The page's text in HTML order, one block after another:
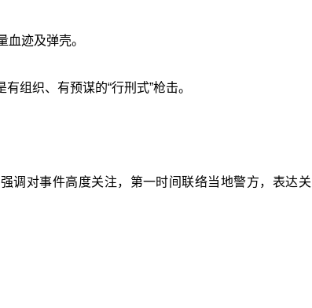
迹及弹壳。
组织、有预谋的“行刑式”枪击。
调对事件高度关注，第一时间联络当地警方，表达关